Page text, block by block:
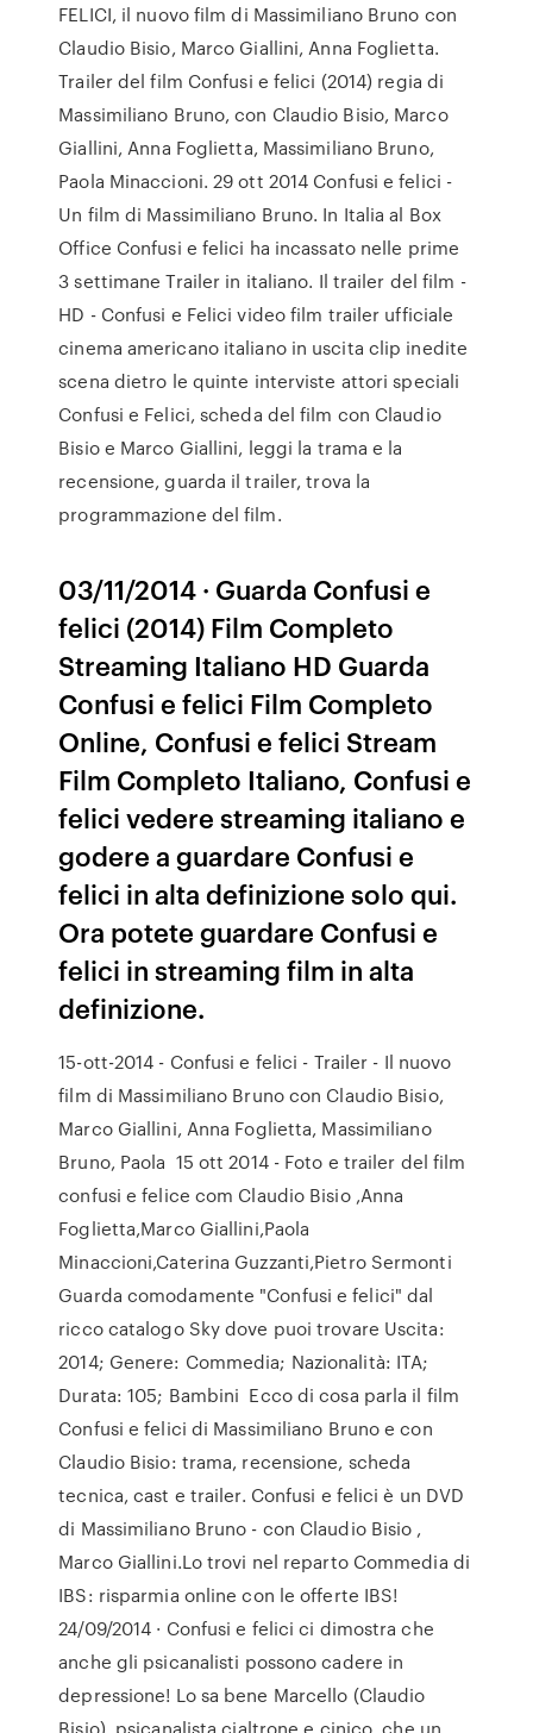
FELICI, il nuovo film di Massimiliano Bruno con
Claudio Bisio, Marco Giallini, Anna Foglietta.
Trailer del film Confusi e felici (2014) regia di
Massimiliano Bruno, con Claudio Bisio, Marco
Giallini, Anna Foglietta, Massimiliano Bruno,
Paola Minaccioni. 29 ott 2014 Confusi e felici -
Un film di Massimiliano Bruno. In Italia al Box
Office Confusi e felici ha incassato nelle prime
3 settimane Trailer in italiano. Il trailer del film -
HD - Confusi e Felici video film trailer ufficiale
cinema americano italiano in uscita clip inedite
scena dietro le quinte interviste attori speciali
Confusi e Felici, scheda del film con Claudio
Bisio e Marco Giallini, leggi la trama e la
recensione, guarda il trailer, trova la
programmazione del film.
03/11/2014 · Guarda Confusi e
felici (2014) Film Completo
Streaming Italiano HD Guarda
Confusi e felici Film Completo
Online, Confusi e felici Stream
Film Completo Italiano, Confusi e
felici vedere streaming italiano e
godere a guardare Confusi e
felici in alta definizione solo qui.
Ora potete guardare Confusi e
felici in streaming film in alta
definizione.
15-ott-2014 - Confusi e felici - Trailer - Il nuovo
film di Massimiliano Bruno con Claudio Bisio,
Marco Giallini, Anna Foglietta, Massimiliano
Bruno, Paola 15 ott 2014 - Foto e trailer del film
confusi e felice com Claudio Bisio ,Anna
Foglietta,Marco Giallini,Paola
Minaccioni,Caterina Guzzanti,Pietro Sermonti
Guarda comodamente "Confusi e felici" dal
ricco catalogo Sky dove puoi trovare Uscita:
2014; Genere: Commedia; Nazionalità: ITA;
Durata: 105; Bambini Ecco di cosa parla il film
Confusi e felici di Massimiliano Bruno e con
Claudio Bisio: trama, recensione, scheda
tecnica, cast e trailer. Confusi e felici è un DVD
di Massimiliano Bruno - con Claudio Bisio ,
Marco Giallini.Lo trovi nel reparto Commedia di
IBS: risparmia online con le offerte IBS!
24/09/2014 · Confusi e felici ci dimostra che
anche gli psicanalisti possono cadere in
depressione! Lo sa bene Marcello (Claudio
Bisio), psicanalista cialtrone e cinico, che un